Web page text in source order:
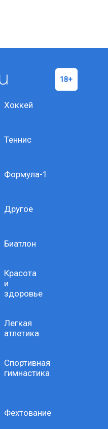
Хоккей
Теннис
Формула-1
Другое
Биатлон
Красота
и
здоровье
Легкая
атлетика
Спортивная
гимнастика
Фехтование